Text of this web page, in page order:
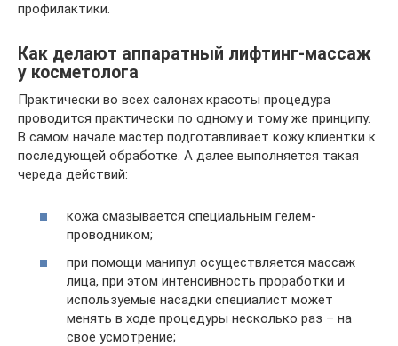
профилактики.
Как делают аппаратный лифтинг-массаж
у косметолога
Практически во всех салонах красоты процедура
проводится практически по одному и тому же принципу.
В самом начале мастер подготавливает кожу клиентки к
последующей обработке. А далее выполняется такая
череда действий:
кожа смазывается специальным гелем-
проводником;
при помощи манипул осуществляется массаж
лица, при этом интенсивность проработки и
используемые насадки специалист может
менять в ходе процедуры несколько раз – на
свое усмотрение;